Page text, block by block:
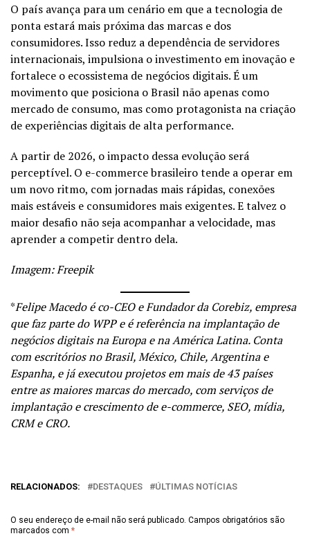
O país avança para um cenário em que a tecnologia de
ponta estará mais próxima das marcas e dos
consumidores. Isso reduz a dependência de servidores
internacionais, impulsiona o investimento em inovação e
fortalece o ecossistema de negócios digitais. É um
movimento que posiciona o Brasil não apenas como
mercado de consumo, mas como protagonista na criação
de experiências digitais de alta performance.
A partir de 2026, o impacto dessa evolução será
perceptível. O e-commerce brasileiro tende a operar em
um novo ritmo, com jornadas mais rápidas, conexões
mais estáveis e consumidores mais exigentes. E talvez o
maior desafio não seja acompanhar a velocidade, mas
aprender a competir dentro dela.
Imagem: Freepik
*Felipe Macedo é co-CEO e Fundador da Corebiz, empresa
que faz parte do WPP e é referência na implantação de
negócios digitais na Europa e na América Latina. Conta
com escritórios no Brasil, México, Chile, Argentina e
Espanha, e já executou projetos em mais de 43 países
entre as maiores marcas do mercado, com serviços de
implantação e crescimento de e-commerce, SEO, mídia,
CRM e CRO.
RELACIONADOS: DESTAQUES ÚLTIMAS NOTÍCIAS
O seu endereço de e-mail não será publicado. Campos obrigatórios são
marcados com *